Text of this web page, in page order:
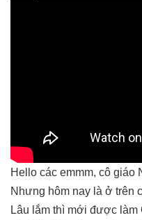
Hello các emmm, cô giáo
Nhưng hôm nay là ở trên
Lâu lắm thì mới được làm